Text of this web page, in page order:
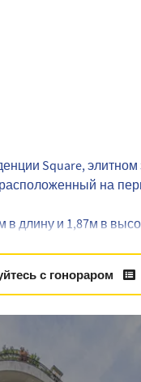
Square, элитном
на
длину и 1,87м в
с гонораром